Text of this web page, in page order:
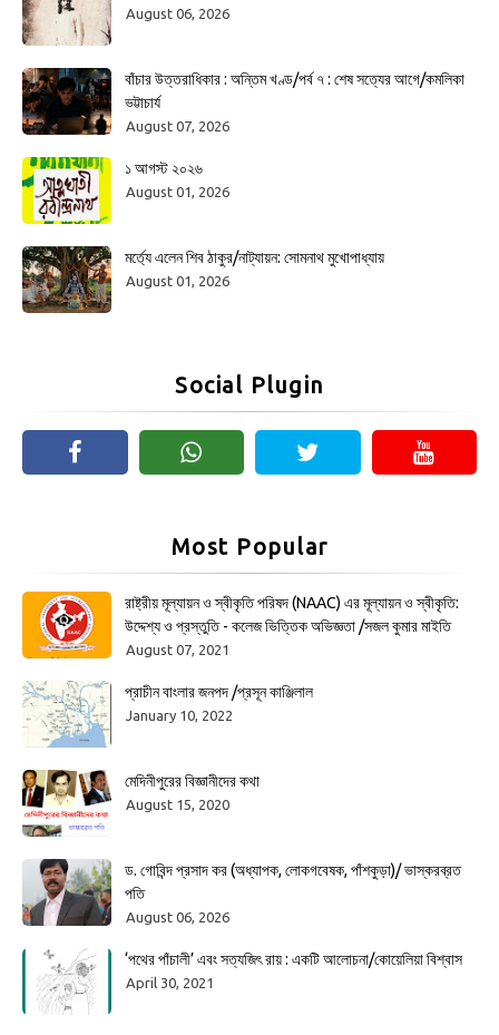
August 06, 2026
বাঁচার উত্তরাধিকার : অন্তিম খণ্ড/পর্ব ৭ : শেষ সত্যের আগে/কমলিকা
ভট্টাচার্য
August 07, 2026
১ আগস্ট ২০২৬
August 01, 2026
মর্ত্যে এলেন শিব ঠাকুর/নাট্যায়ন: সোমনাথ মুখোপাধ্যায়
August 01, 2026
Social Plugin
Most Popular
রাষ্ট্রীয় মূল্যায়ন ও স্বীকৃতি পরিষদ (NAAC) এর মূল্যায়ন ও স্বীকৃতি:
উদ্দেশ্য ও প্রস্তুতি - কলেজ ভিত্তিক অভিজ্ঞতা /সজল কুমার মাইতি
August 07, 2021
প্রাচীন বাংলার জনপদ /প্রসূন কাঞ্জিলাল
January 10, 2022
মেদিনীপুরের বিজ্ঞানীদের কথা
August 15, 2020
ড. গোবিন্দ প্রসাদ কর (অধ্যাপক, লোকগবেষক, পাঁশকুড়া)/ ভাস্করব্রত
পতি
August 06, 2026
‘পথের পাঁচালী’ এবং সত্যজিৎ রায় : একটি আলোচনা/কোয়েলিয়া বিশ্বাস
April 30, 2021